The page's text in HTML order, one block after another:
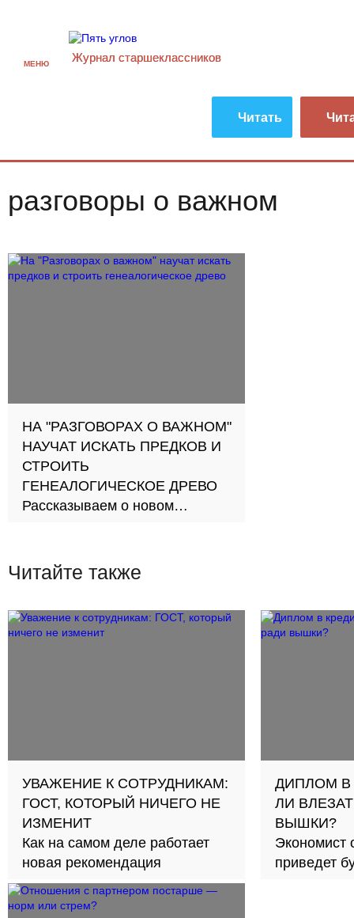
МЕНЮ Журнал старшекласcников
Читать
разговоры о важном
НА "РАЗГОВОРАХ О ВАЖНОМ"
НАУЧАТ ИСКАТЬ ПРЕДКОВ И
СТРОИТЬ
ГЕНЕАЛОГИЧЕСКОЕ ДРЕВО
Рассказываем о новом
2024/25
Читайте также
УВАЖЕНИЕ К СОТРУДНИКАМ:
ГОСТ, КОТОРЫЙ НИЧЕГО НЕ
ИЗМЕНИТ
Как на самом деле работает
новая рекомендация
ДИПЛОМ В
ЛИ
ВЫШКИ?
Экономист
приведет